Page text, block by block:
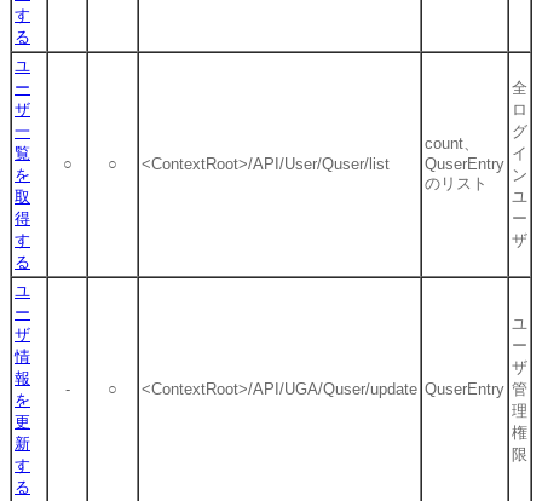
す
る
ユ
ー
ザ
一
覧
を
取
得
す
る
○ ○ <ContextRoot>/API/User/Quser/list
count、
QuserEntry
のリスト
全
ロ
グ
イ
ン
ユ
ー
ザ
ユ
ー
ザ
情
報
を
更
新
す
る
- ○ <ContextRoot>/API/UGA/Quser/update QuserEntry
ユ
ー
ザ
管
理
権
限